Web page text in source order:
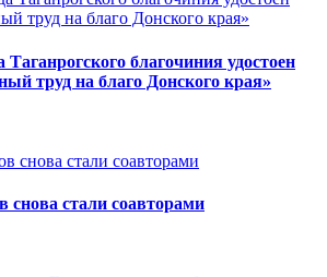
Таганрогского благочиния удостоен
труд на благо Донского края»
снова стали соавторами